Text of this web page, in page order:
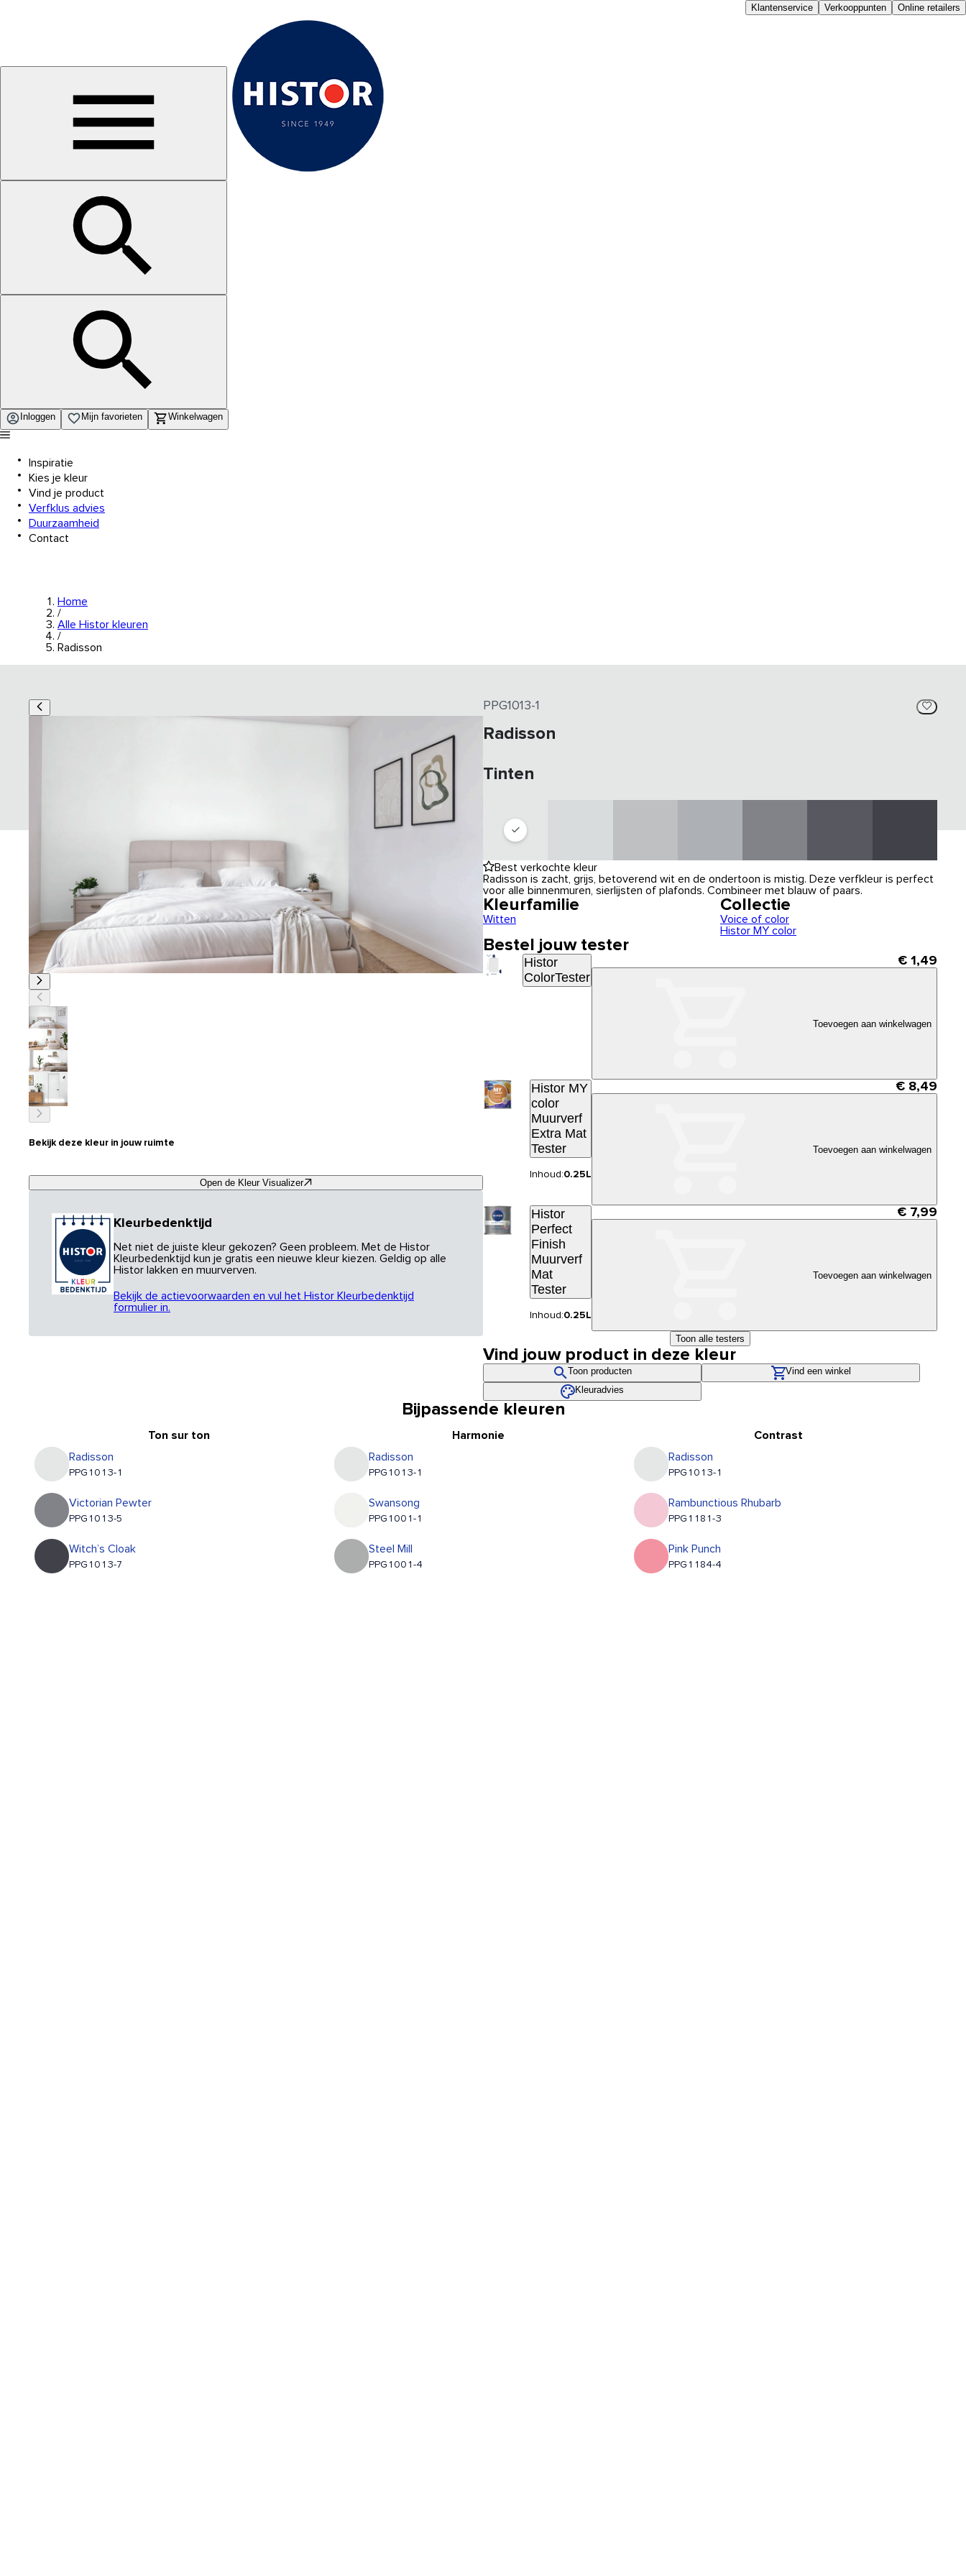
Klantenservice Verkooppunten Online retailers
Inloggen Mijn favorieten Winkelwagen
Inspiratie
Kies je kleur
Vind je product
Verfklus advies
Duurzaamheid
Contact
Home
/
Alle Histor kleuren
/
Radisson
Bekijk deze kleur in jouw ruimte
Open de Kleur Visualizer
Kleurbedenktijd
Net niet de juiste kleur gekozen? Geen probleem. Met de Histor
Kleurbedenktijd kun je gratis een nieuwe kleur kiezen. Geldig op alle
Histor lakken en muurverven.
Bekijk de actievoorwaarden en vul het Histor Kleurbedenktijd
formulier in.
PPG1013-1
Radisson
Tinten
Best verkochte kleur
Radisson is zacht, grijs, betoverend wit en de ondertoon is mistig. Deze verfkleur is perfect
voor alle binnenmuren, sierlijsten of plafonds. Combineer met blauw of paars.
Kleurfamilie
Witten
Collectie
Voice of color
Histor MY color
Bestel jouw tester
Histor
ColorTester
€ 1,49
Toevoegen aan winkelwagen
Histor MY
color
Muurverf
Extra Mat
Tester
Inhoud:0.25L
€ 8,49
Toevoegen aan winkelwagen
Histor
Perfect
Finish
Muurverf
Mat
Tester
Inhoud:0.25L
€ 7,99
Toevoegen aan winkelwagen
Toon alle testers
Vind jouw product in deze kleur
Toon producten
Vind een winkel
Kleuradvies
Bijpassende kleuren
Ton sur ton
Radisson
PPG1013-1
Victorian Pewter
PPG1013-5
Witch’s Cloak
PPG1013-7
Harmonie
Radisson
PPG1013-1
Swansong
PPG1001-1
Steel Mill
PPG1001-4
Contrast
Radisson
PPG1013-1
Rambunctious Rhubarb
PPG1181-3
Pink Punch
PPG1184-4